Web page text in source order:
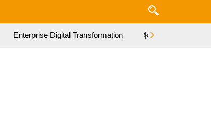
Enterprise Digital Transformation 特集